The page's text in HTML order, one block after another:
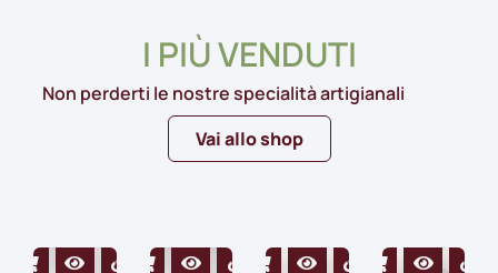
I PIÙ VENDUTI
Vai allo shop
Non perderti le nostre specialità artigianali